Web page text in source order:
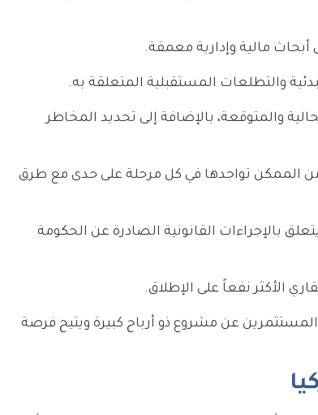
مالية وإدارية معمقة.
والتطلعات المستقبلية المتعلقة به.
والمتوقعة، بالإضافة إلى تحديد المخاطر
الممكن تواجدها في كل مرحلة على حدى مع طرق
بالإجراءات القانونية الصادرة عن الحكومة
الأكثر نفعاً على الإطلاق.
عن مشروع ذو أرباح كبيرة ويتيح فرصة